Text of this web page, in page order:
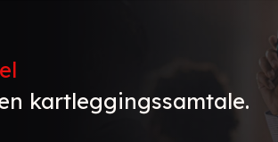
kartleggingssamtale.